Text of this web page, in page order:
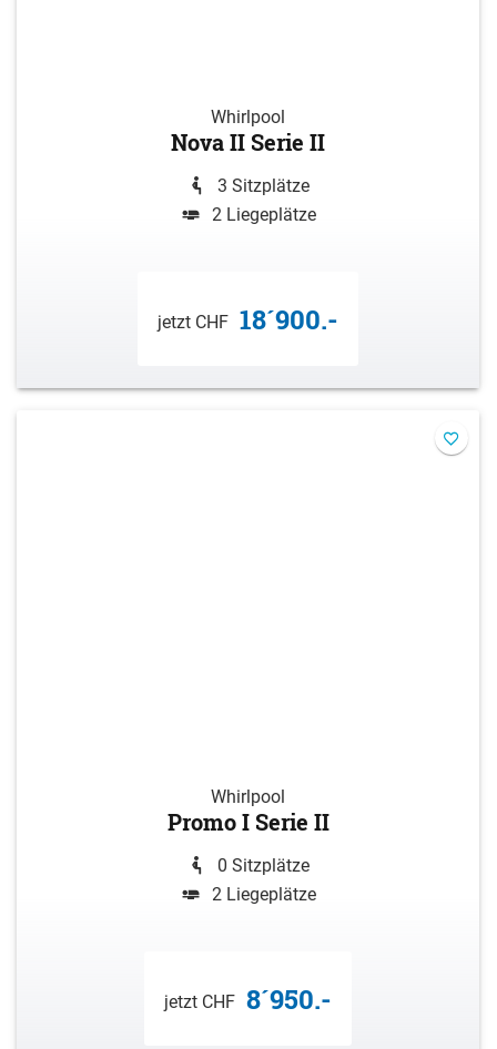
Whirlpool
Nova II Serie II
3 Sitzplätze
2 Liegeplätze
jetzt CHF 18´900.-
Whirlpool
Promo I Serie II
0 Sitzplätze
2 Liegeplätze
jetzt CHF 8´950.-